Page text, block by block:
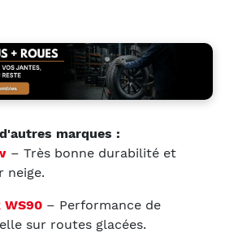
marques :
– Très bonne durabilité et
neige.
WS90 – Performance de
sur routes glacées.